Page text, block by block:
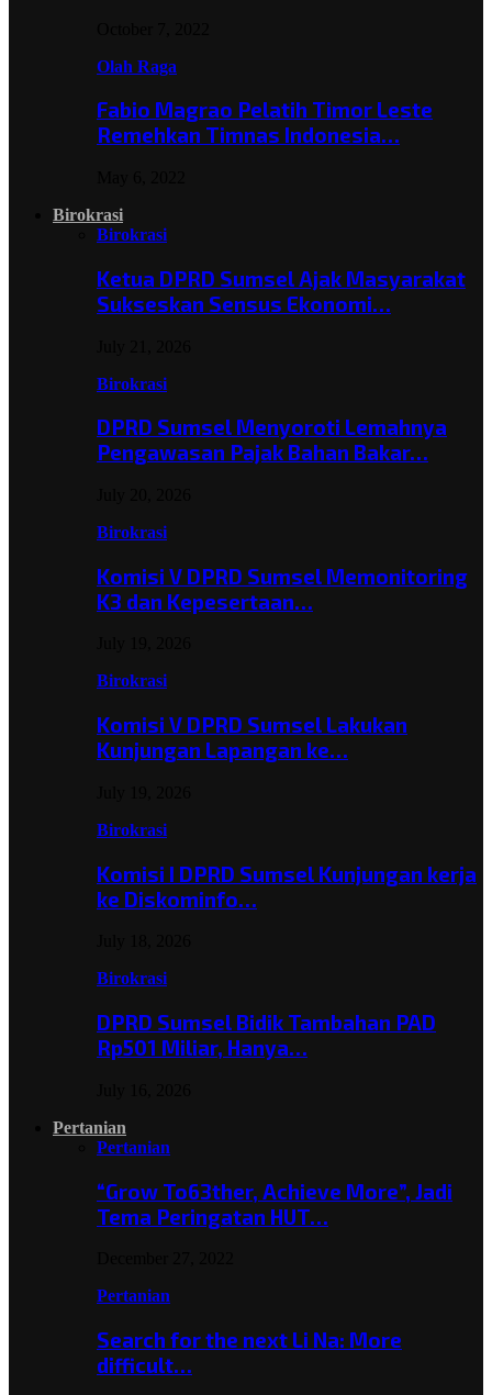
Olah Raga
Fabio Magrao Pelatih Timor Leste
Remehkan Timnas Indonesia…
Birokrasi
Birokrasi
Ketua DPRD Sumsel Ajak Masyarakat
Sukseskan Sensus Ekonomi…
Birokrasi
DPRD Sumsel Menyoroti Lemahnya
Pengawasan Pajak Bahan Bakar…
Birokrasi
Komisi V DPRD Sumsel Memonitoring
K3 dan Kepesertaan…
Birokrasi
Komisi V DPRD Sumsel Lakukan
Kunjungan Lapangan ke…
Birokrasi
Komisi I DPRD Sumsel Kunjungan kerja
ke Diskominfo…
Birokrasi
DPRD Sumsel Bidik Tambahan PAD
Rp501 Miliar, Hanya…
Pertanian
Pertanian
“Grow To63ther, Achieve More”, Jadi
Tema Peringatan HUT…
Pertanian
Search for the next Li Na: More
difficult…